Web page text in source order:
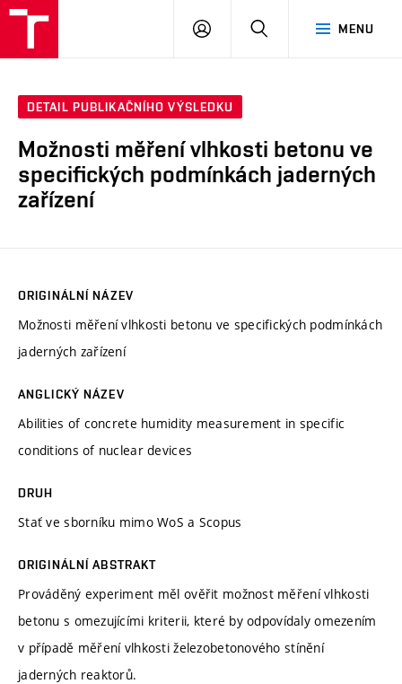
MENU
PŘIHLÁSIT
DETAIL PUBLIKAČNÍHO VÝSLEDKU
Možnosti měření vlhkosti betonu ve
specifických podmínkách jaderných
zařízení
ORIGINÁLNÍ NÁZEV
Možnosti měření vlhkosti betonu ve specifických podmínkách
jaderných zařízení
ANGLICKÝ NÁZEV
Abilities of concrete humidity measurement in specific
conditions of nuclear devices
DRUH
Stať ve sborníku mimo WoS a Scopus
ORIGINÁLNÍ ABSTRAKT
Prováděný experiment měl ověřit možnost měření vlhkosti
betonu s omezujícími kriterii, které by odpovídaly omezením
v případě měření vlhkosti železobetonového stínění
jaderných reaktorů.